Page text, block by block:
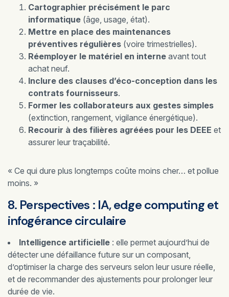
Cartographier précisément le parc
informatique (âge, usage, état).
Mettre en place des maintenances
préventives régulières (voire trimestrielles).
Réemployer le matériel en interne avant tout
achat neuf.
Inclure des clauses d’éco-conception dans les
contrats fournisseurs.
Former les collaborateurs aux gestes simples
(extinction, rangement, vigilance énergétique).
Recourir à des filières agréées pour les DEEE et
assurer leur traçabilité.
« Ce qui dure plus longtemps coûte moins cher… et pollue
moins. »
8. Perspectives : IA, edge computing et
infogérance circulaire
Intelligence artificielle : elle permet aujourd’hui de
détecter une défaillance future sur un composant,
d’optimiser la charge des serveurs selon leur usure réelle,
et de recommander des ajustements pour prolonger leur
durée de vie.